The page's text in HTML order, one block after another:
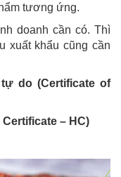
tương ứng.
doanh cần có. Thì
xuất khẩu cũng cần
do (Certificate of
– HC)